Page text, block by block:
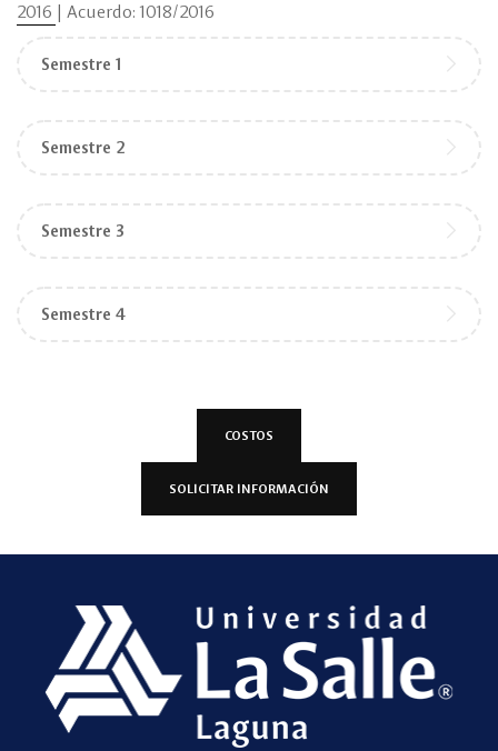
2016 | Acuerdo: 1018/2016
Semestre 1
Semestre 2
Semestre 3
Semestre 4
COSTOS
SOLICITAR INFORMACIÓN